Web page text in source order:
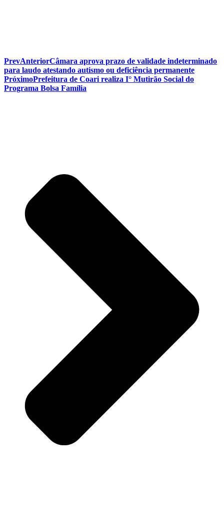
PrevAnteriorCâmara aprova prazo de validade indeterminado
para laudo atestando autismo ou deficiência permanente
PróximoPrefeitura de Coari realiza I° Mutirão Social do
Programa Bolsa Família